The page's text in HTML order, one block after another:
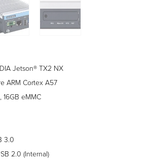
Jetson® TX2 NX
ARM Cortex A57
16GB eMMC
3.0
2.0 (Internal)